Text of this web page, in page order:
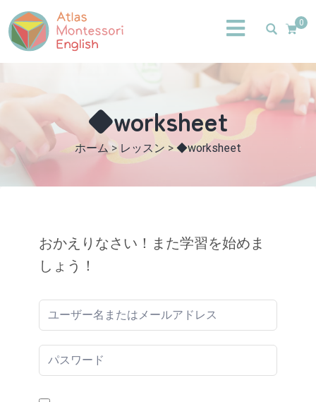
0
◆worksheet
ホーム> レッスン > ◆worksheet
おかえりなさい！また学習を始めま
しょう！